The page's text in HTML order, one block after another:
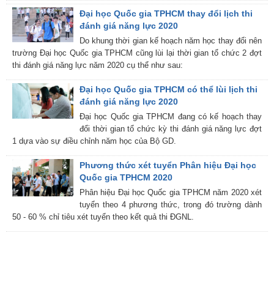
Đại học Quốc gia TPHCM thay đổi lịch thi
đánh giá năng lực 2020
Do khung thời gian kế hoạch năm học thay đổi nên
trường Đại học Quốc gia TPHCM cũng lùi lại thời gian tổ chức 2 đợt
thi đánh giá năng lực năm 2020 cụ thể như sau:
Đại học Quốc gia TPHCM có thể lùi lịch thi
đánh giá năng lực 2020
Đại học Quốc gia TPHCM đang có kế hoạch thay
đổi thời gian tổ chức kỳ thi đánh giá năng lực đợt
1 dựa vào sự điều chỉnh năm học của Bộ GD.
Phương thức xét tuyển Phân hiệu Đại học
Quốc gia TPHCM 2020
Phân hiệu Đại học Quốc gia TPHCM năm 2020 xét
tuyển theo 4 phương thức, trong đó trường dành
50 - 60 % chỉ tiêu xét tuyển theo kết quả thi ĐGNL.